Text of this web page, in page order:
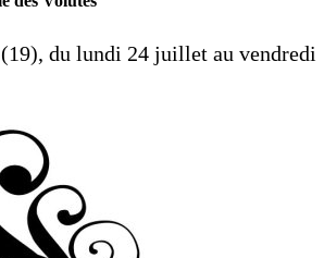
du lundi 24 juillet au vendredi